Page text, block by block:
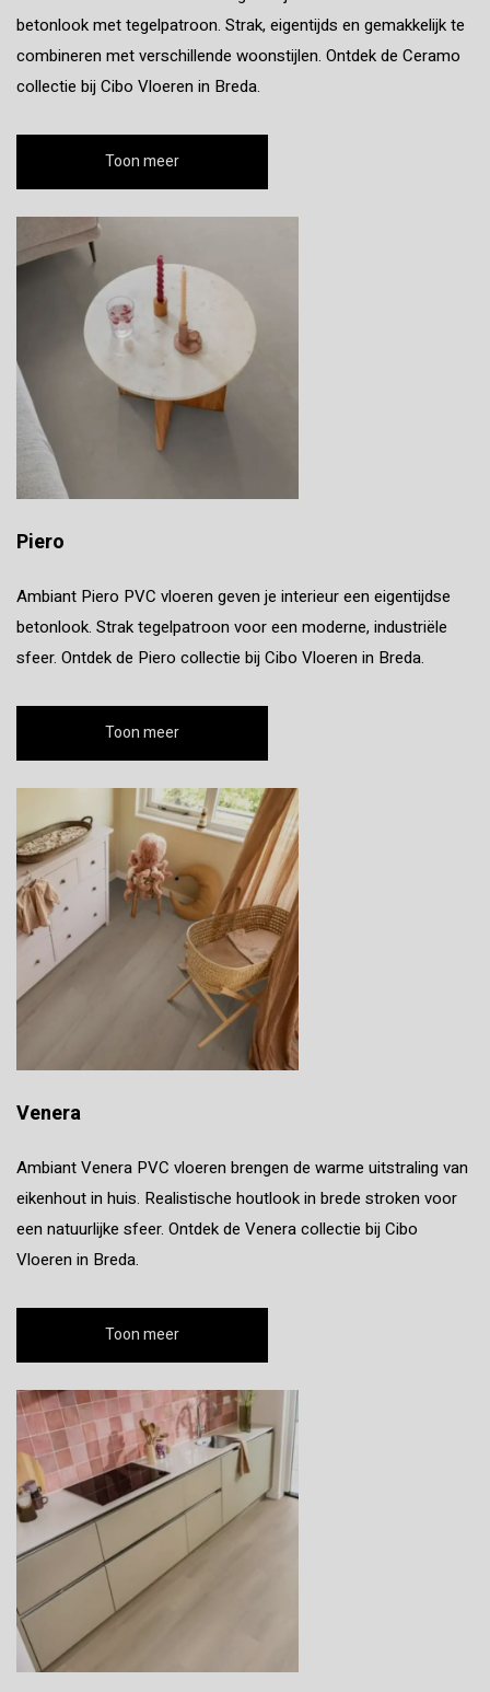
betonlook met tegelpatroon. Strak, eigentijds en gemakkelijk te
combineren met verschillende woonstijlen. Ontdek de Ceramo
collectie bij Cibo Vloeren in Breda.
Toon meer
Piero
Ambiant Piero PVC vloeren geven je interieur een eigentijdse
betonlook. Strak tegelpatroon voor een moderne, industriële
sfeer. Ontdek de Piero collectie bij Cibo Vloeren in Breda.
Toon meer
Venera
Ambiant Venera PVC vloeren brengen de warme uitstraling van
eikenhout in huis. Realistische houtlook in brede stroken voor
een natuurlijke sfeer. Ontdek de Venera collectie bij Cibo
Vloeren in Breda.
Toon meer